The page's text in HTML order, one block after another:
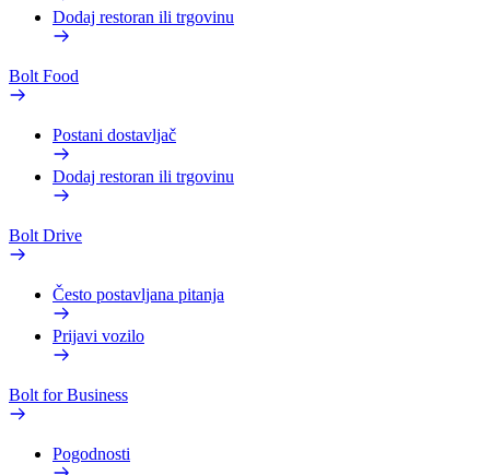
Dodaj restoran ili trgovinu
Bolt Food
Postani dostavljač
Dodaj restoran ili trgovinu
Bolt Drive
Često postavljana pitanja
Prijavi vozilo
Bolt for Business
Pogodnosti